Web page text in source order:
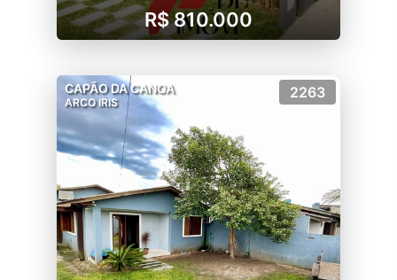
R$ 810.000
CAPÃO DA CANOA
ARCO IRIS
2263